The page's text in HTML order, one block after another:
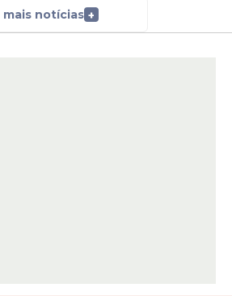
mais notícias +